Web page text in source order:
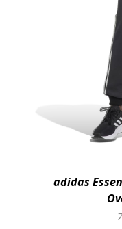
adidas